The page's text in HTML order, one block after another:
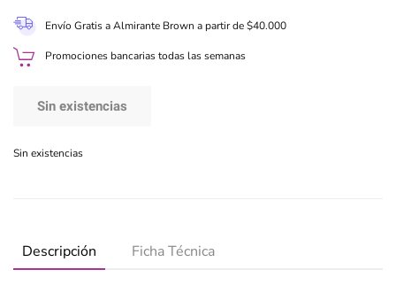
Envío Gratis a Almirante Brown a partir de $40.000
Promociones bancarias todas las semanas
Sin existencias
Sin existencias
Descripción Ficha Técnica